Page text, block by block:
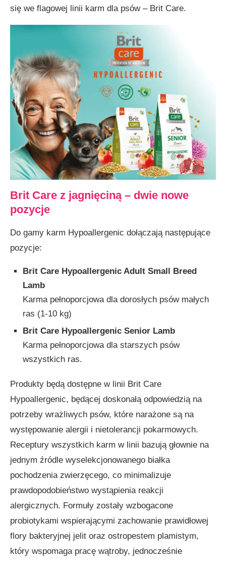
się we flagowej linii karm dla psów – Brit Care.
Brit Care z jagnięciną – dwie nowe
pozycje
Do gamy karm Hypoallergenic dołączają następujące
pozycje:
Brit Care Hypoallergenic Adult Small Breed
Lamb
Karma pełnoporcjowa dla dorosłych psów małych
ras (1-10 kg)
Brit Care Hypoallergenic Senior Lamb
Karma pełnoporcjowa dla starszych psów
wszystkich ras.
Produkty będą dostępne w linii Brit Care
Hypoallergenic, będącej doskonałą odpowiedzią na
potrzeby wrażliwych psów, które narażone są na
występowanie alergii i nietolerancji pokarmowych.
Receptury wszystkich karm w linii bazują głownie na
jednym źródle wyselekcjonowanego białka
pochodzenia zwierzęcego, co minimalizuje
prawdopodobieństwo wystąpienia reakcji
alergicznych. Formuły zostały wzbogacone
probiotykami wspierającymi zachowanie prawidłowej
flory bakteryjnej jelit oraz ostropestem plamistym,
który wspomaga pracę wątroby, jednocześnie